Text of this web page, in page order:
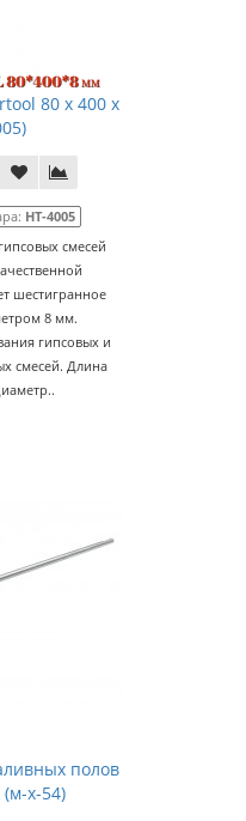
80 х 400 х
HT-4005
смесей
шестигранное
8 мм.
гипсовых и
смесей. Длина
полов
(м-х-54)